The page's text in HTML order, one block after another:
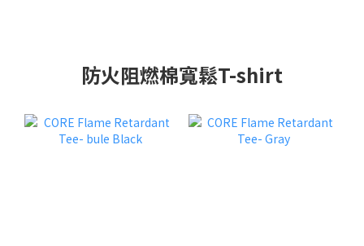
防火阻燃棉寬鬆T-shirt